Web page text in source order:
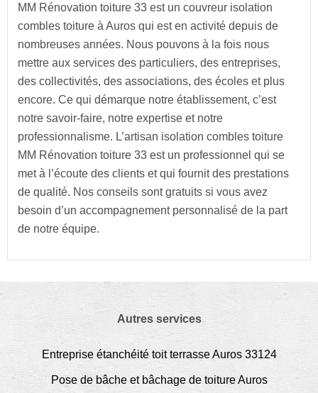
MM Rénovation toiture 33 est un couvreur isolation
combles toiture à Auros qui est en activité depuis de
nombreuses années. Nous pouvons à la fois nous
mettre aux services des particuliers, des entreprises,
des collectivités, des associations, des écoles et plus
encore. Ce qui démarque notre établissement, c’est
notre savoir-faire, notre expertise et notre
professionnalisme. L’artisan isolation combles toiture
MM Rénovation toiture 33 est un professionnel qui se
met à l’écoute des clients et qui fournit des prestations
de qualité. Nos conseils sont gratuits si vous avez
besoin d’un accompagnement personnalisé de la part
de notre équipe.
Autres services
Entreprise étanchéité toit terrasse Auros 33124
Pose de bâche et bâchage de toiture Auros